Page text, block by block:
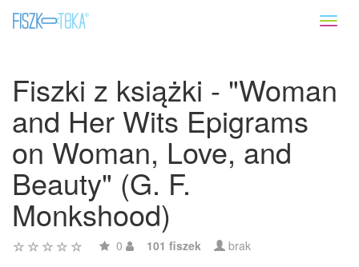
Fiszki z książki - "Woman
and Her Wits Epigrams
on Woman, Love, and
Beauty" (G. F.
Monkshood)
0 101 fiszek brak